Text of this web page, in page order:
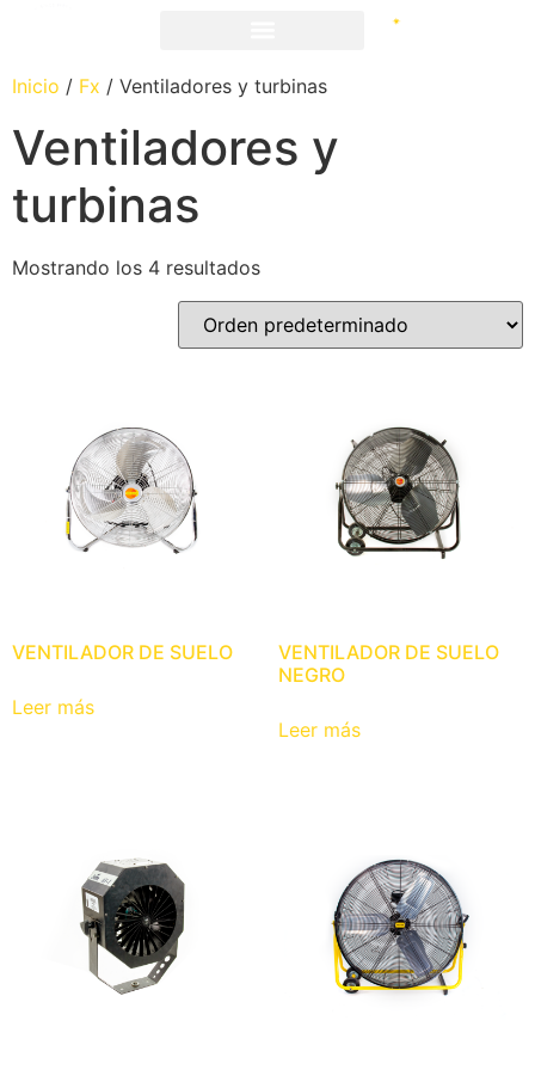
Inicio / Fx / Ventiladores y turbinas
Ventiladores y
turbinas
Mostrando los 4 resultados
VENTILADOR DE SUELO
Leer más
VENTILADOR DE SUELO
NEGRO
Leer más